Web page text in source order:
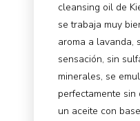
cleansing oil de
se trabaja muy
aroma a lavanda,
sensación, sin
minerales, se
perfectamente sin
un aceite con